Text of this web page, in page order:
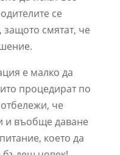
се
защото смятат, че
е малко да
процедират по
че
и въобще даване
което да